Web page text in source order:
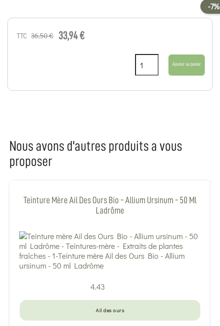
-7%
TTC 36,50 € 33,94 €
Ajouter au panier
Nous avons d'autres produits a vous
proposer
Teinture Mère Ail Des Ours Bio - Allium Ursinum - 50 Ml
Ladrôme
4.43
Ail des ours